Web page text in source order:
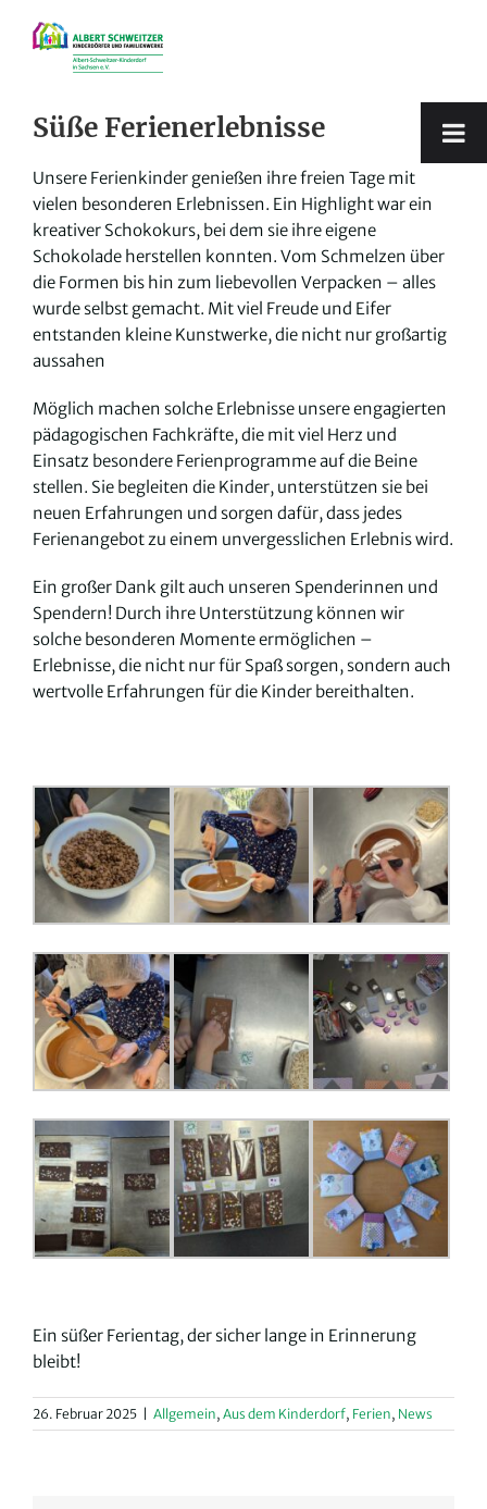
Inhalt
Süße Ferienerlebnisse
Unsere Ferienkinder genießen ihre freien Tage mit
vielen besonderen Erlebnissen. Ein Highlight war ein
kreativer Schokokurs, bei dem sie ihre eigene
Schokolade herstellen konnten. Vom Schmelzen über
die Formen bis hin zum liebevollen Verpacken – alles
wurde selbst gemacht. Mit viel Freude und Eifer
entstanden kleine Kunstwerke, die nicht nur großartig
aussahen
Möglich machen solche Erlebnisse unsere engagierten
pädagogischen Fachkräfte, die mit viel Herz und
Einsatz besondere Ferienprogramme auf die Beine
stellen. Sie begleiten die Kinder, unterstützen sie bei
neuen Erfahrungen und sorgen dafür, dass jedes
Ferienangebot zu einem unvergesslichen Erlebnis wird.
Ein großer Dank gilt auch unseren Spenderinnen und
Spendern! Durch ihre Unterstützung können wir
solche besonderen Momente ermöglichen –
Erlebnisse, die nicht nur für Spaß sorgen, sondern auch
wertvolle Erfahrungen für die Kinder bereithalten.
Ein süßer Ferientag, der sicher lange in Erinnerung
bleibt!
26. Februar 2025 | Allgemein, Aus dem Kinderdorf, Ferien, News